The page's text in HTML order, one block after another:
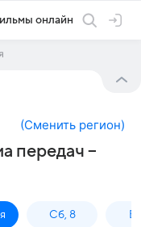
онлайн
(Сменить регион)
передач –
Сб, 8